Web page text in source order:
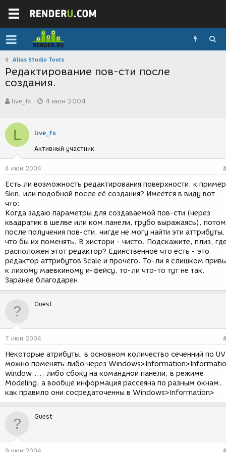
Alias Studio Tools
Редактирование пов-сти после
создания.
в
о
р
т
е
м
ы
live_fx
а
с
з
д
и
я
4 июн 2004
L live_fx
Активный участник
4 июн 2004
Есть ли возможность редактирования поверхности, к
Skin, или подобной после её создания? Имеется в виду вот
что:
Когда задаю параметры для создаваемой пов-сти (через
квадратик в шелве или ком.панели, грубо выражаясь),
после получения пов-сти, нигде не могу найти эти аттрибуты,
что бы их поменять. В хистори - чисто. Подскажите, плиз,
расположен этот редактор? Единственное что есть - это
редактор аттрибутов Scale и прочего. То-ли я слишком
к лихому маёвкиному и-фейсу, то-ли что-то тут не так.
Заранее благодарен.
Guest
7 июн 2004
Некоторые атрибуты, в основном количество сеченний по
можно поменять либо через
window...., либо сбоку на командной панели, в режиме
Modeling, а вообще информация рассеяна по разным окнам,
как правило они сосредаточенны в Windows>Information>
Guest